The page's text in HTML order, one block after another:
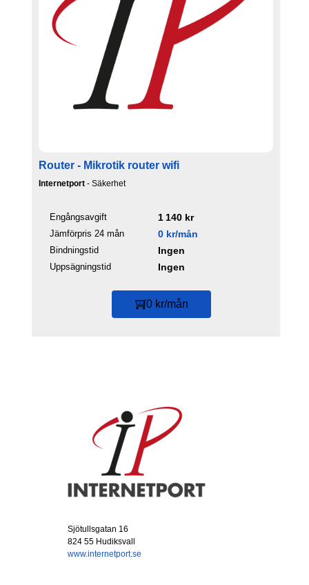
Router - Mikrotik router wifi
Internetport - Säkerhet
Engångsavgift 1 140 kr
Jämförpris 24 mån 0 kr/mån
Bindningstid Ingen
Uppsägningstid Ingen
0 kr/mån
Sjötullsgatan 16
824 55 Hudiksvall
www.internetport.se